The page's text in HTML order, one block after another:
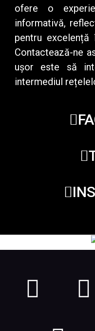
ofere o
informativă,
pentru
Contactează-ne
ușor este să
intermediul